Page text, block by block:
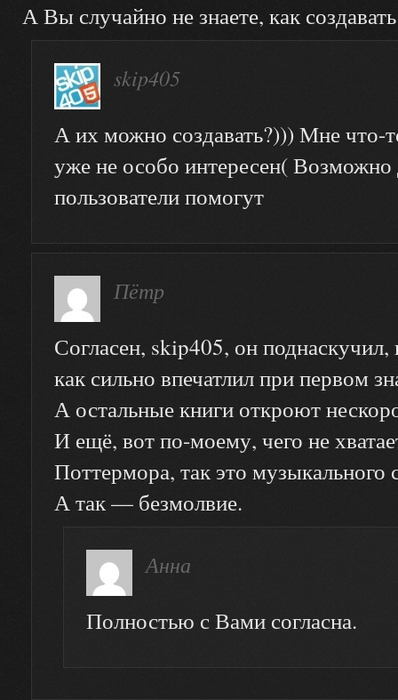
А Вы случайно не знаете, как
skip405
А их можно создавать?))) Мне что-
уже не особо интересен( Возможно
пользователи помогут
Пётр
Согласен, skip405, он поднаскучил,
как сильно впечатлил при первом
А остальные книги откроют
И ещё, вот по-моему, чего не
Поттермора, так это музыкального
А так — безмолвие.
Анна
Полностью с Вами согласна.